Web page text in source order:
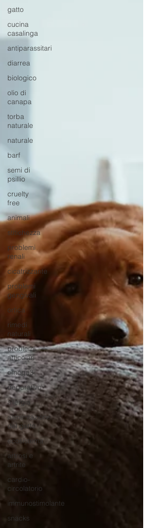
gatto
cucina
casalinga
antiparassitari
diarrea
biologico
olio di
canapa
torba
naturale
naturale
barf
semi di
psillio
cruelty
free
animali
stitichezza
problemi
renali
cicatrizzante
problemi
gengivali
ortica
rimedi
naturali
problemi
articolari
omega3
depurativo
allergia
alimentazione
del gatto
ecosistema
artrosi e
artrite
cardio-
circolatorio
immunostimolante
snacks